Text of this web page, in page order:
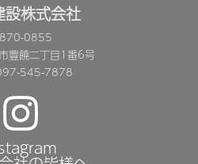
設株式会社
0855
豊饒二丁目1番6号
545-7878